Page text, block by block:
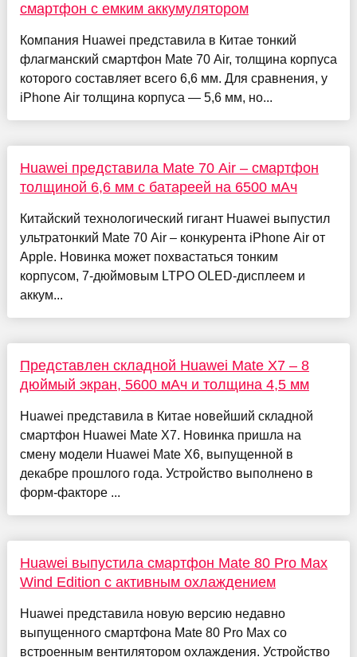
смартфон с емким аккумулятором
Компания Huawei представила в Китае тонкий
флагманский смартфон Mate 70 Air, толщина корпуса
которого составляет всего 6,6 мм. Для сравнения, у
iPhone Air толщина корпуса — 5,6 мм, но...
Huawei представила Mate 70 Air – смартфон
толщиной 6,6 мм с батареей на 6500 мАч
Китайский технологический гигант Huawei выпустил
ультратонкий Mate 70 Air – конкурента iPhone Air от
Apple. Новинка может похвастаться тонким
корпусом, 7-дюймовым LTPO OLED-дисплеем и
аккум...
Представлен складной Huawei Mate X7 – 8
дюймый экран, 5600 мАч и толщина 4,5 мм
Huawei представила в Китае новейший складной
смартфон Huawei Mate X7. Новинка пришла на
смену модели Huawei Mate X6, выпущенной в
декабре прошлого года. Устройство выполнено в
форм-факторе ...
Huawei выпустила смартфон Mate 80 Pro Max
Wind Edition с активным охлаждением
Huawei представила новую версию недавно
выпущенного смартфона Mate 80 Pro Max со
встроенным вентилятором охлаждения. Устройство